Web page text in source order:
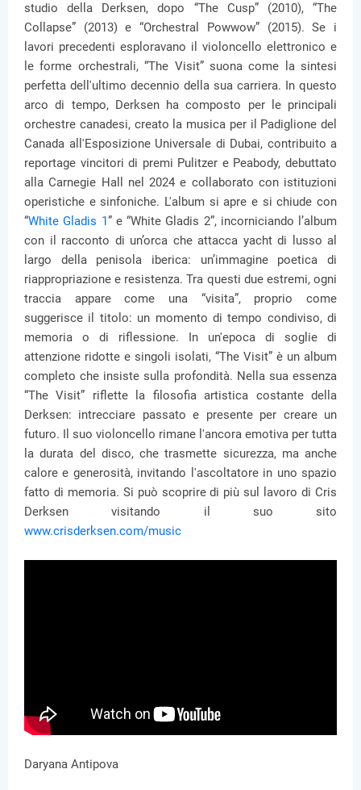
studio della Derksen, dopo “The Cusp” (2010), “The
Collapse” (2013) e “Orchestral Powwow” (2015). Se i
lavori precedenti esploravano il violoncello elettronico e
le forme orchestrali, “The Visit” suona come la sintesi
perfetta dell'ultimo decennio della sua carriera. In questo
arco di tempo, Derksen ha composto per le principali
orchestre canadesi, creato la musica per il Padiglione del
Canada all'Esposizione Universale di Dubai, contribuito a
reportage vincitori di premi Pulitzer e Peabody, debuttato
alla Carnegie Hall nel 2024 e collaborato con istituzioni
operistiche e sinfoniche. L'album si apre e si chiude con
“White Gladis 1” e “White Gladis 2”, incorniciando l’album
con il racconto di un’orca che attacca yacht di lusso al
largo della penisola iberica: un’immagine poetica di
riappropriazione e resistenza. Tra questi due estremi, ogni
traccia appare come una “visita”, proprio come
suggerisce il titolo: un momento di tempo condiviso, di
memoria o di riflessione. In un'epoca di soglie di
attenzione ridotte e singoli isolati, “The Visit” è un album
completo che insiste sulla profondità. Nella sua essenza
“The Visit” riflette la filosofia artistica costante della
Derksen: intrecciare passato e presente per creare un
futuro. Il suo violoncello rimane l'ancora emotiva per tutta
la durata del disco, che trasmette sicurezza, ma anche
calore e generosità, invitando l'ascoltatore in uno spazio
fatto di memoria. Si può scoprire di più sul lavoro di Cris
Derksen visitando il suo sito
www.crisderksen.com/music
Daryana Antipova